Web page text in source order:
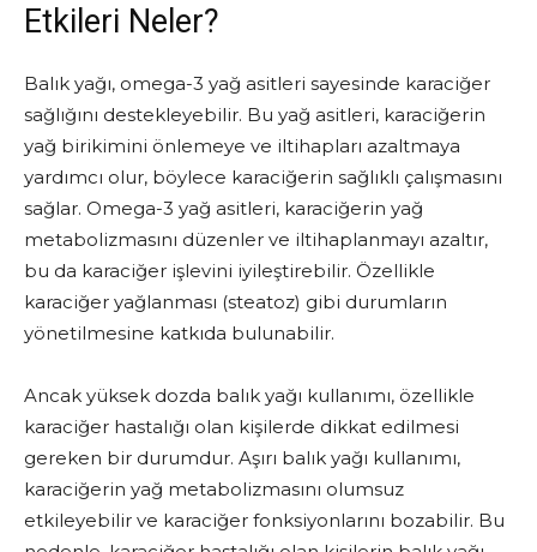
Etkileri Neler?
Balık yağı, omega-3 yağ asitleri sayesinde karaciğer
sağlığını destekleyebilir. Bu yağ asitleri, karaciğerin
yağ birikimini önlemeye ve iltihapları azaltmaya
yardımcı olur, böylece karaciğerin sağlıklı çalışmasını
sağlar. Omega-3 yağ asitleri, karaciğerin yağ
metabolizmasını düzenler ve iltihaplanmayı azaltır,
bu da karaciğer işlevini iyileştirebilir. Özellikle
karaciğer yağlanması (steatoz) gibi durumların
yönetilmesine katkıda bulunabilir.
Ancak yüksek dozda balık yağı kullanımı, özellikle
karaciğer hastalığı olan kişilerde dikkat edilmesi
gereken bir durumdur. Aşırı balık yağı kullanımı,
karaciğerin yağ metabolizmasını olumsuz
etkileyebilir ve karaciğer fonksiyonlarını bozabilir. Bu